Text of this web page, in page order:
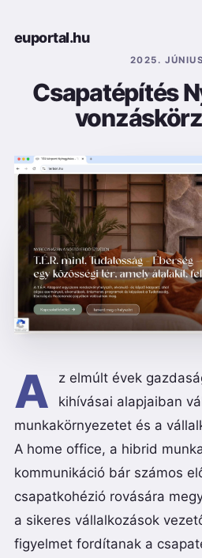
euportal.hu
2025.
Csapatépítés
A
z elmúlt évek
kihívásai alapjaiban
munkakörnyezetet és a
A home office, a hibrid
kommunikáció bár számos
csapatkohézió rovására
a sikeres vállalkozások
figyelmet fordítanak a